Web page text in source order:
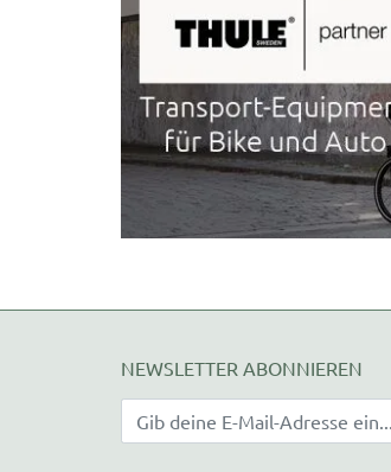
NEWSLETTER ABONNIEREN